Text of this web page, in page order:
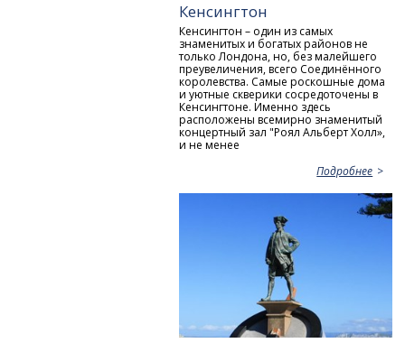
Кенсингтон
Кенсингтон – один из самых
знаменитых и богатых районов не
только Лондона, но, без малейшего
преувеличения, всего Соединённого
королевства. Самые роскошные дома
и уютные скверики сосредоточены в
Кенсингтоне. Именно здесь
расположены всемирно знаменитый
концертный зал "Роял Альберт Холл»,
и не менее
Подробнее